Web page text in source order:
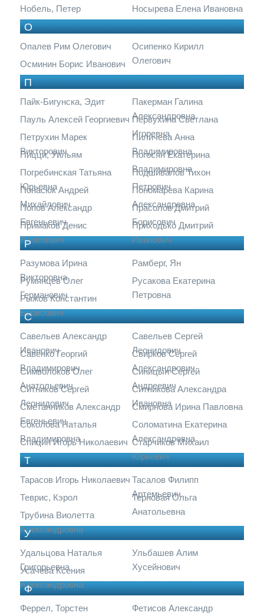
Нобель, Петер Носырева Елена Ивановна
О
Опалев Рим Олегович
Осипенко Кирилл
Олегович
Осминин Борис Иванович
П
Пайк-Бигунска, Эдит
Пакерман Галина
Александровна
Пауль Алексей Георгиевич Первухина Светлана
Игоревна
Петрухин Марек
Викторович
Пиличева Анна
Владимировна
Пицци, Уильям
Погосян Екатерина
Владимировна
Погребинская Татьяна
Юрьевна
Подшивалов Тихон
Петрович
Понасюк Андрей
Михайлович
Пономарева Карина
Александровна
Попов Александр
Евгеньевич
Прасолов Дмитрий
Борисович
Примаков Денис
Яковлевич
Приходько Дмитрий
Иванович
Р
Разумова Ирина
Викторовна
Рамберг, Ян
Румянцев Олег
Германович
Русакова Екатерина
Петровна
Рыжов Константин
Борисович
С
Савельев Александр
Иванович
Савельев Сергей
Леонидович
Савенко Георгий
Владимирович
Свирков Сергей
Александрович
Символоков Олег
Анатольевич
Синицын Сергей
Андреевич
Ситников Сергей
Леонидович
Ситникова Александра
Ивановна
Сметанников Александр
Евгеньевич
Смирнова Ирина Павловна
Соколова Наталья
Владимировна
Соломатина Екатерина
Александровна
Спицин Игорь Николаевич Старчиков Михаил
Юрьевич
Т
Тарасов Игорь Николаевич Тасалов Филипп
Артемьевич
Теврис, Кэрол
Терновая Ольга
Анатольевна
Трубина Виолетта
Александровна
У
Удальцова Наталья
Григорьевна
Ульбашев Алим
Хусейнович
Усачева Ксения
Александровна
Ф
Феррел, Торстен
Фетисов Александр